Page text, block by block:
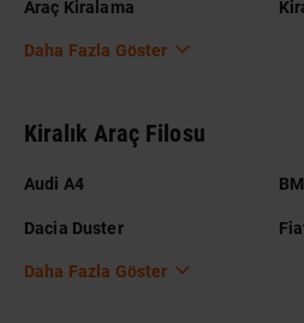
Araç Kiralama
Daha Fazla Göster
Kiralık Araç Filosu
Audi A4
Dacia Duster
Daha Fazla Göster